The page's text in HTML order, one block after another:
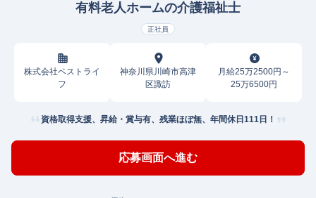
有料老人ホームの介護福祉士
正社員
株式会社ベストライ
フ
神奈川県川崎市高津
区諏訪
月給25万2500円～
25万6500円
資格取得支援、昇給・賞与有、残業ほぼ無、年間休日111日！
応募画面へ進む